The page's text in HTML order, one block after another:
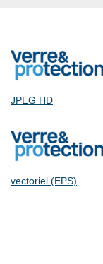
JPEG HD
vectoriel (EPS)